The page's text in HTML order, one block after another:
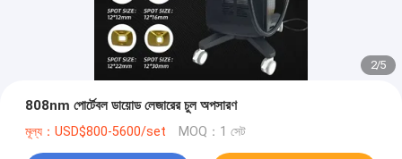
2/5
808nm পোর্টেবল ডায়োড লেজারের চুল অপসারণ
মূল্য：USD$800-5600/set MOQ：1 সেট